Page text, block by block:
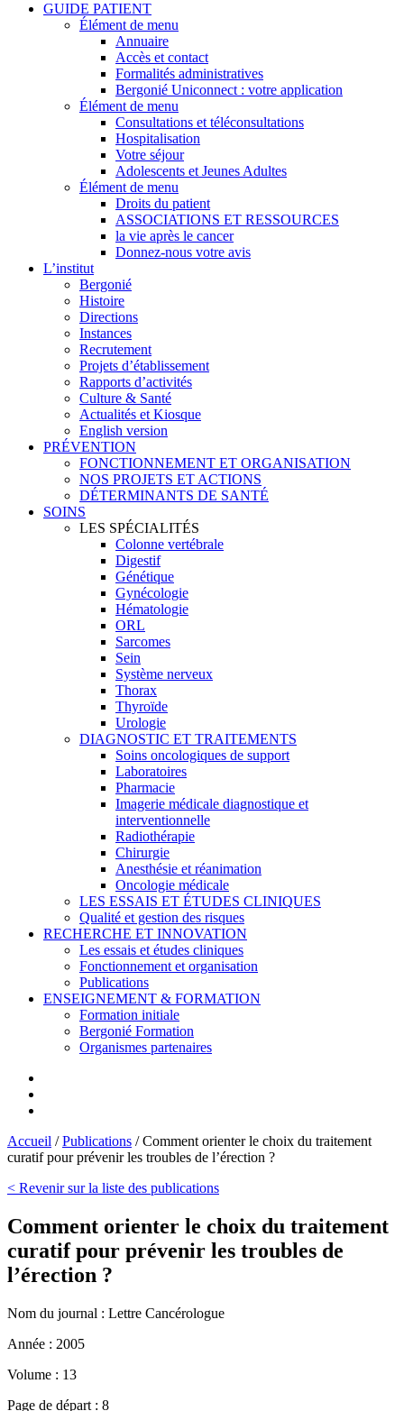
GUIDE PATIENT
Élément de menu
Annuaire
Accès et contact
Formalités administratives
Bergonié Uniconnect : votre application
Élément de menu
Consultations et téléconsultations
Hospitalisation
Votre séjour
Adolescents et Jeunes Adultes
Élément de menu
Droits du patient
ASSOCIATIONS ET RESSOURCES
la vie après le cancer
Donnez-nous votre avis
L’institut
Bergonié
Histoire
Directions
Instances
Recrutement
Projets d’établissement
Rapports d’activités
Culture & Santé
Actualités et Kiosque
English version
PRÉVENTION
FONCTIONNEMENT ET ORGANISATION
NOS PROJETS ET ACTIONS
DÉTERMINANTS DE SANTÉ
SOINS
LES SPÉCIALITÉS
Colonne vertébrale
Digestif
Génétique
Gynécologie
Hématologie
ORL
Sarcomes
Sein
Système nerveux
Thorax
Thyroïde
Urologie
DIAGNOSTIC ET TRAITEMENTS
Soins oncologiques de support
Laboratoires
Pharmacie
Imagerie médicale diagnostique et
interventionnelle
Radiothérapie
Chirurgie
Anesthésie et réanimation
Oncologie médicale
LES ESSAIS ET ÉTUDES CLINIQUES
Qualité et gestion des risques
RECHERCHE ET INNOVATION
Les essais et études cliniques
Fonctionnement et organisation
Publications
ENSEIGNEMENT & FORMATION
Formation initiale
Bergonié Formation
Organismes partenaires
Accueil /Publications /Comment orienter le choix du traitement
curatif pour prévenir les troubles de l’érection ?
< Revenir sur la liste des publications
Comment orienter le choix du traitement
curatif pour prévenir les troubles de
l’érection ?
Nom du journal : Lettre Cancérologue
Année : 2005
Volume : 13
Page de départ : 8